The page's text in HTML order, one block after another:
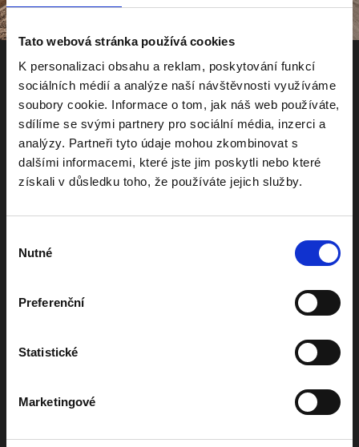
Tato webová stránka používá cookies
K personalizaci obsahu a reklam, poskytování funkcí
sociálních médií a analýze naší návštěvnosti využíváme
soubory cookie. Informace o tom, jak náš web používáte,
sdílíme se svými partnery pro sociální média, inzerci a
analýzy. Partneři tyto údaje mohou zkombinovat s
dalšími informacemi, které jste jim poskytli nebo které
získali v důsledku toho, že používáte jejich služby.
souhlasu
Nutné
Preferenční
Statistické
Marketingové
MÁM ZÁJEM
údajů v souladu s Nařízením EP a Rady (EU) 2016/679 o ochraně
fyzických osob v souvislosti se zpracováním osobních údajů a o volném
pohybu těchto údajů (“GDPR”) a se zákonem č. 101/2000 Sb. O ochraně
bezplatně na adrese správce odvoláno.
Odeslat